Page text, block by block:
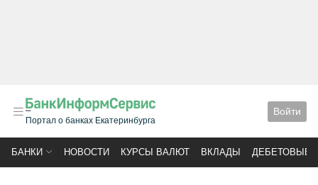
Портал о банках Екатеринбурга
Войти
БАНКИ НОВОСТИ КУРСЫ ВАЛЮТ ВКЛАДЫ ДЕБЕТОВЫЕ